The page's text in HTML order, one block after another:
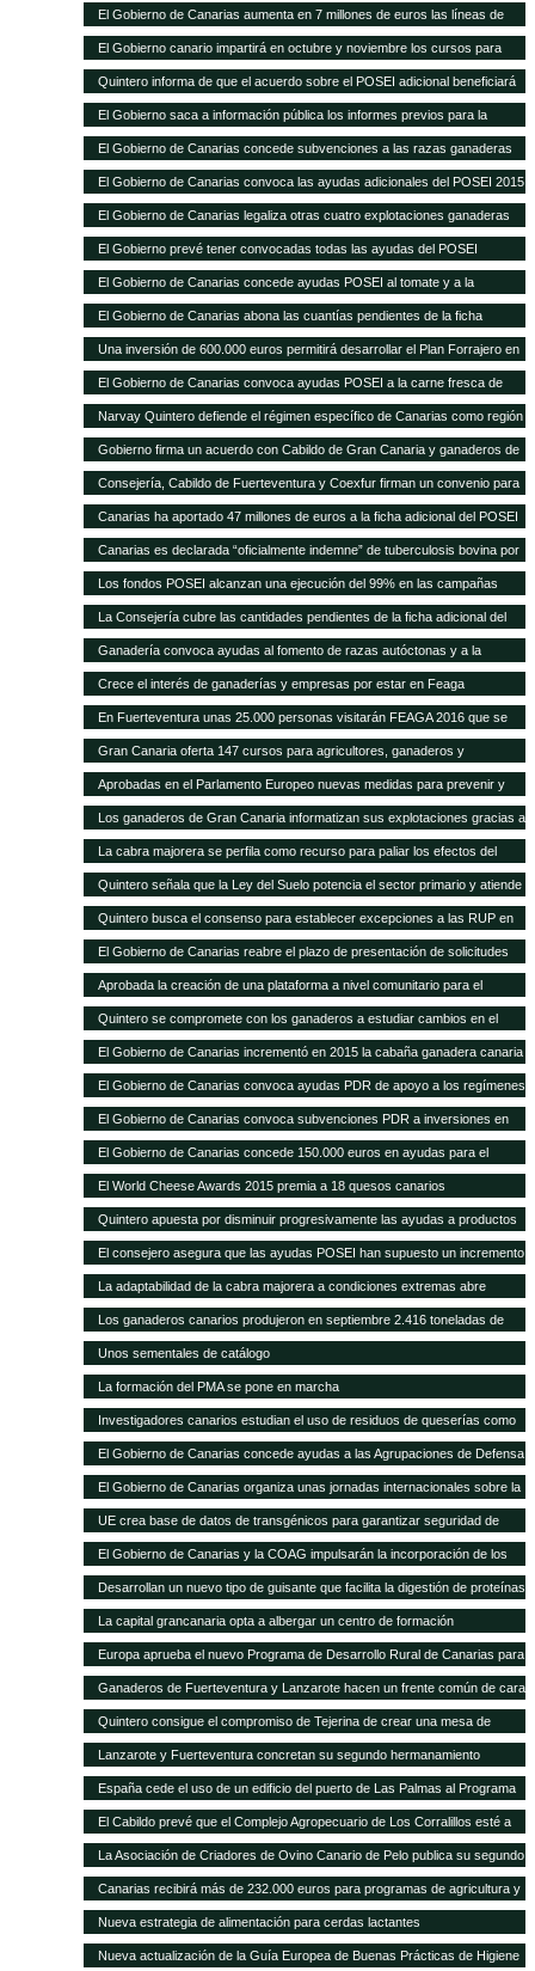
Sanitaria Ganadera por 300.000 euros
El Gobierno de Canarias aumenta en 7 millones de euros las líneas de
ayudas a comercialización y producción agrícola y ganadera
El Gobierno canario impartirá en octubre y noviembre los cursos para
obtener el certificado obligatorio para transporte animal
Quintero informa de que el acuerdo sobre el POSEI adicional beneficiará
a unos 4.800 agricultores y ganaderos de las Islas
El Gobierno saca a información pública los informes previos para la
legalización de otras 28 explotaciones ganaderas
El Gobierno de Canarias concede subvenciones a las razas ganaderas
autóctonas por importe de casi 200.000 euros
El Gobierno de Canarias convoca las ayudas adicionales del POSEI 2015
El Gobierno de Canarias legaliza otras cuatro explotaciones ganaderas
El Gobierno prevé tener convocadas todas las ayudas del POSEI
adicional, excepto 2011, antes de que termine el año
El Gobierno de Canarias concede ayudas POSEI al tomate y a la
industria láctea que emplea leche local por 3,7 millones de euros
El Gobierno de Canarias abona las cuantías pendientes de la ficha
adicional del POSEI 2014
Una inversión de 600.000 euros permitirá desarrollar el Plan Forrajero en
la isla de La Palma
El Gobierno de Canarias convoca ayudas POSEI a la carne fresca de
origen local por 2,28 millones de euros
Narvay Quintero defiende el régimen específico de Canarias como región
ultraperiférica en la estrategia española de negociación de la Política
Agraria Común El consejero de Agricultura del Gobierno de Canarias
participó ayer en Madrid en la Conferencia Sectorial de Agricultura y
Desarrollo Rural
Gobierno firma un acuerdo con Cabildo de Gran Canaria y ganaderos de
la isla para aumentar la producción de forraje para el ganado El consejero
de Agricultura, Ganadería, Pesca y Aguas, Narvay Quintero, explicó que
este plan quiere dar estabilidad a los ganaderos y una mejor alimentación
a la cabaña existente
Consejería, Cabildo de Fuerteventura y Coexfur firman un convenio para
poner en marcha el Plan Forrajero con un presupuesto de 600.000 euros
El consejero de Agricultura, Ganadería, Pesca y Aguas, Narvay Quintero,
explicó que este plan permitirá a los ganaderos de la isla depender menos
de la importación de insumos
Canarias ha aportado 47 millones de euros a la ficha adicional del POSEI
Quintero analiza con el Ministerio la mejor forma de abono de la campaña
2011, después de que se pague la cantidad relativa a 2015
Canarias es declarada “oficialmente indemne” de tuberculosis bovina por
la UE El consejero, Narvay Quintero, y el director de Ganadería, David de
Vera, informaron hoy en rueda de prensa de las actuaciones
desarrolladas por este departamento para alcanzar este logro
Los fondos POSEI alcanzan una ejecución del 99% en las campañas
2014 y 2015 Quintero destaca en el Parlamento que la Consejería de
Agricultura del Gobierno de Canarias ha recibido felicitaciones por parte
de la UE por estas cifras y la positiva repercusión del programa en el
sector primario canario
La Consejería cubre las cantidades pendientes de la ficha adicional del
POSEI de 2014 tras incrementar la dotación presupuestaria propia El
consejero de Agricultura, Ganadería, Pesca y Aguas, Narvay Quintero,
espera que las transferencias acordadas con el Estado se cumplan para
empezar a convocar las ayudas de 2015
Ganadería convoca ayudas al fomento de razas autóctonas y a la
producción y comercialización de productos de la apicultura
Crece el interés de ganaderías y empresas por estar en Feaga
En Fuerteventura unas 25.000 personas visitarán FEAGA 2016 que se
celebra del 21 al 24 de abril
Gran Canaria oferta 147 cursos para agricultores, ganaderos y
pescadores
Aprobadas en el Parlamento Europeo nuevas medidas para prevenir y
frenar las enfermedades animales
Los ganaderos de Gran Canaria informatizan sus explotaciones gracias a
una pionera aplicación gratuita del Cabildo
La cabra majorera se perfila como recurso para paliar los efectos del
cambio climático
Quintero señala que la Ley del Suelo potencia el sector primario y atiende
sus demandas
Quintero busca el consenso para establecer excepciones a las RUP en
los tratados internacionales
El Gobierno de Canarias reabre el plazo de presentación de solicitudes
para acogerse a las subvenciones a inversiones del PDR
Aprobada la creación de una plataforma a nivel comunitario para el
fomento del bienestar animal
Quintero se compromete con los ganaderos a estudiar cambios en el
POSEI
El Gobierno de Canarias incrementó en 2015 la cabaña ganadera canaria
con 1.297 novillas de otras ganaderías, a través de ayudas POSEI
El Gobierno de Canarias convoca ayudas PDR de apoyo a los regímenes
de calidad por valor de 353.000 euros
El Gobierno de Canarias convoca subvenciones PDR a inversiones en
explotaciones agrarias por 11 millones de euros
El Gobierno de Canarias concede 150.000 euros en ayudas para el
fomento de razas ganaderas autóctonas
El World Cheese Awards 2015 premia a 18 quesos canarios
Quintero apuesta por disminuir progresivamente las ayudas a productos
importados en favor de las producciones locales
El consejero asegura que las ayudas POSEI han supuesto un incremento
del empleo y del asociacionismo
La adaptabilidad de la cabra majorera a condiciones extremas abre
nuevas vías de intercambio para el caprino canario
Los ganaderos canarios produjeron en septiembre 2.416 toneladas de
leche
Unos sementales de catálogo
La formación del PMA se pone en marcha
Investigadores canarios estudian el uso de residuos de queserías como
alimento para el caprino
El Gobierno de Canarias concede ayudas a las Agrupaciones de Defensa
Sanitaria Ganadera por valor de 300.000 euros
El Gobierno de Canarias organiza unas jornadas internacionales sobre la
ganadería como herramienta para el desarrollo en zonas áridas
UE crea base de datos de transgénicos para garantizar seguridad de
piensos
El Gobierno de Canarias y la COAG impulsarán la incorporación de los
jóvenes en el sector primario
Desarrollan un nuevo tipo de guisante que facilita la digestión de proteínas
La capital grancanaria opta a albergar un centro de formación
internacional del Programa Mundial de Alimentos
Europa aprueba el nuevo Programa de Desarrollo Rural de Canarias para
2014-2020
Ganaderos de Fuerteventura y Lanzarote hacen un frente común de cara
a la modificación del POSEI-2016
Quintero consigue el compromiso de Tejerina de crear una mesa de
trabajo para analizar la ficha adicional del POSEI
Lanzarote y Fuerteventura concretan su segundo hermanamiento
ganadero
España cede el uso de un edificio del puerto de Las Palmas al Programa
Mundial de Alimentos
El Cabildo prevé que el Complejo Agropecuario de Los Corralillos esté a
pleno rendimiento en un año
La Asociación de Criadores de Ovino Canario de Pelo publica su segundo
Catálogo de Sementales
Canarias recibirá más de 232.000 euros para programas de agricultura y
ganadería
Nueva estrategia de alimentación para cerdas lactantes
Nueva actualización de la Guía Europea de Buenas Prácticas de Higiene